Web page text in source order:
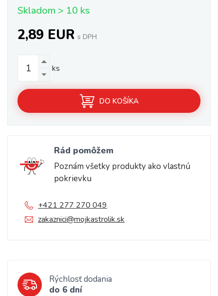
Skladom > 10 ks
2,89 EUR s DPH
ks
DO KOŠÍKA
Rád pomôžem
Poznám všetky produkty ako vlastnú
pokrievku
+421 277 270 049
zakaznici@mojkastrolik.sk
Rýchlosť dodania
do 6 dní